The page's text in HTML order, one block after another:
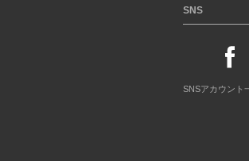
SNS
SNSアカウント